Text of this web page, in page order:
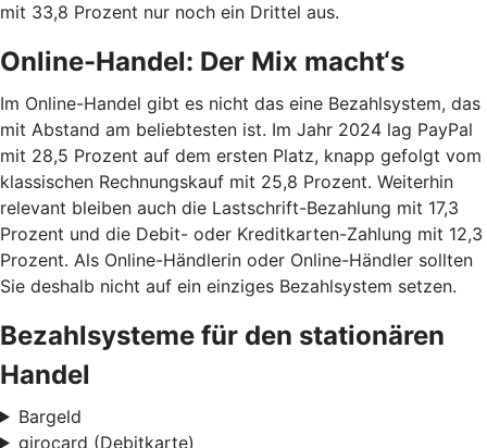
mit 33,8 Prozent nur noch ein Drittel aus.
Online-Handel: Der Mix macht‘s
Im Online-Handel gibt es nicht das eine Bezahlsystem, das
mit Abstand am beliebtesten ist. Im Jahr 2024 lag PayPal
mit 28,5 Prozent auf dem ersten Platz, knapp gefolgt vom
klassischen Rechnungskauf mit 25,8 Prozent. Weiterhin
relevant bleiben auch die Lastschrift-Bezahlung mit 17,3
Prozent und die Debit- oder Kreditkarten-Zahlung mit 12,3
Prozent. Als Online-Händlerin oder Online-Händler sollten
Sie deshalb nicht auf ein einziges Bezahlsystem setzen.
Bezahlsysteme für den stationären
Handel
Bargeld
girocard (Debitkarte)